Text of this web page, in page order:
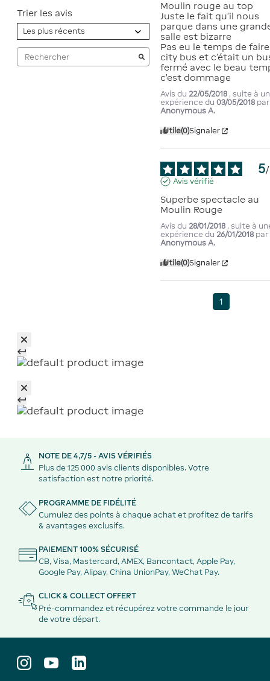
Trier les avis
Moulin rouge au top
Juste le fait qu’il nous
parque dans une
salle est bizarre
Pas eu le temps de
city bus et c’était un
fermé avec le beau
c’est dommage
Avis du 22/05/2018 , suite à
expérience du03/05/2018 par
Anonymous A.
Utile(0)Signaler
5/
Avis vérifié
Superbe spectacle au
Moulin Rouge
Avis du 28/01/2018 , suite à
expérience du 26/01/2018 par
Anonymous A.
Utile(0)Signaler
1
NOTE DE 4,7/5 - AVIS VÉRIFIÉS
Plus de 125 000 avis clients disponibles. Votre
satisfaction est notre priorité.
PROGRAMME DE FIDÉLITÉ
Cumulez des points à chaque achat et profitez de tarifs
& avantages exclusifs.
PAIEMENT 100% SÉCURISÉ
CB, Visa, Mastercard, AMEX, Bancontact, Apple Pay,
Google Pay, Alipay, China UnionPay, WeChat Pay.
CLICK & COLLECT OFFERT
Pré-commandez et récupérez votre commande le jour
de votre départ.